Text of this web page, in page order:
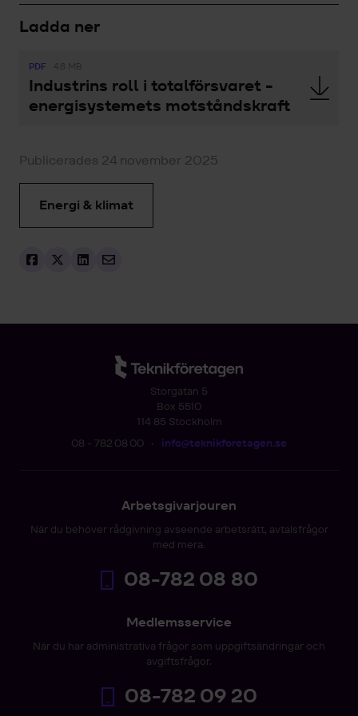
Ladda ner
PDF 4.8 MB
Industrins roll i totalförsvaret -
energisystemets motståndskraft
Publicerades 24 november 2025
Energi & klimat
Storgatan 5
Box 5510
114 85 Stockholm
08 - 782 08 00 • info@teknikforetagen.se
Arbetsgivarjouren
När du behöver rådgivning avseende arbetsrätt, avtalsfrågor
med mera.
08-782 08 80
Medlemsservice
När du har administrativa frågor som uppgiftsändringar och
avgiftsfrågor.
08-782 09 20